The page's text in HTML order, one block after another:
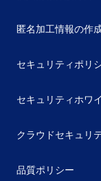
匿名加工情報の作
セキュリティポリ
セキュリティホワ
クラウドセキュリ
品質ポリシー